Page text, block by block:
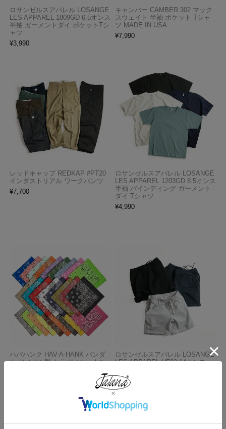
ロサンゼルスアパレル LOSANGE
LES APPAREL 1809GD 6.5オンス
半袖 ガーメントダイ ポケットTシ
ャツ
¥3,990
キャンバー CAMBER 302 マック
スウェイト 半袖 ポケット Tシャ
ツ MADE IN USA
¥7,990
レッドキャップ REDKAP #PT20
インダストリアル ワークパンツ
¥7,700
ロサンゼルスアパレル LOSANGE
LES APPAREL 1203GD 8.5オンス
半袖 バインディング ガーメント
ダイ Tシャツ
¥4,990
ハバハンク HAV-A-HANK バンダ
ナ アメリカ製 トラディショナル
ロサンゼルスアパレル LOSANGE
LES APPAREL HF02 14オンス ヘ
¥5,990